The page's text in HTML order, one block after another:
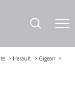
Herault
Gigean